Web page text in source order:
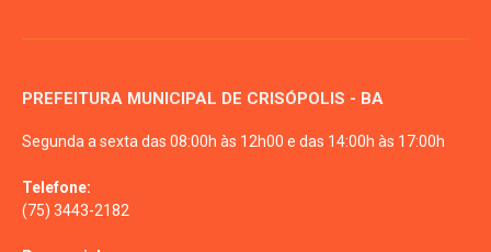
PREFEITURA MUNICIPAL DE CRISÓPOLIS - BA
Segunda a sexta das 08:00h às 12h00 e das 14:00h às 17:00h
Telefone:
(75) 3443-2182